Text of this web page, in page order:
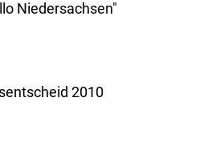
Niedersachsen"
2010